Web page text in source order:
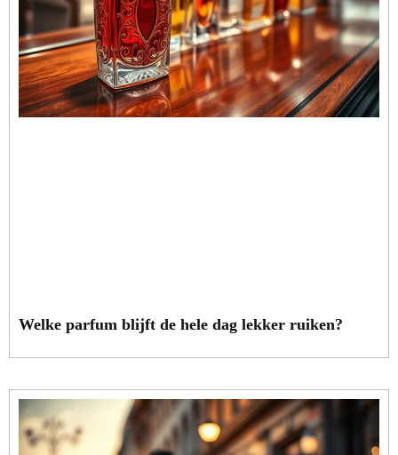
Welke parfum blijft de hele dag lekker ruiken?